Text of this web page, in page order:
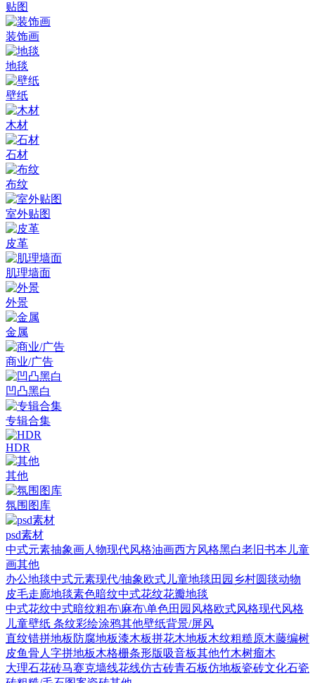
贴图
装饰画
地毯
壁纸
木材
石材
布纹
室外贴图
皮革
肌理墙面
外景
金属
商业/广告
凹凸黑白
专辑合集
HDR
其他
氛围图库
psd素材
中式元素抽象画人物现代风格油画西方风格黑白老旧书本 儿童
画其他
办公地毯中式元素现代/抽象欧式 儿童地毯 田园乡村圆毯动物
皮毛走廊地毯素色暗纹中式花纹花瓣地毯
中式花纹中式暗纹粗布\麻布\单色田园风格欧式风格现代风格
儿童壁纸 条纹彩绘涂鸦其他壁纸背景/屏风
直纹错拼地板 防腐地板漆木板拼花木地板木纹粗糙原木藤编树
皮鱼骨人字拼地板木格栅条形版吸音板其他竹木树瘤木
大理石花砖马赛克墙线花线仿古砖青石板仿地板瓷砖文化石瓷